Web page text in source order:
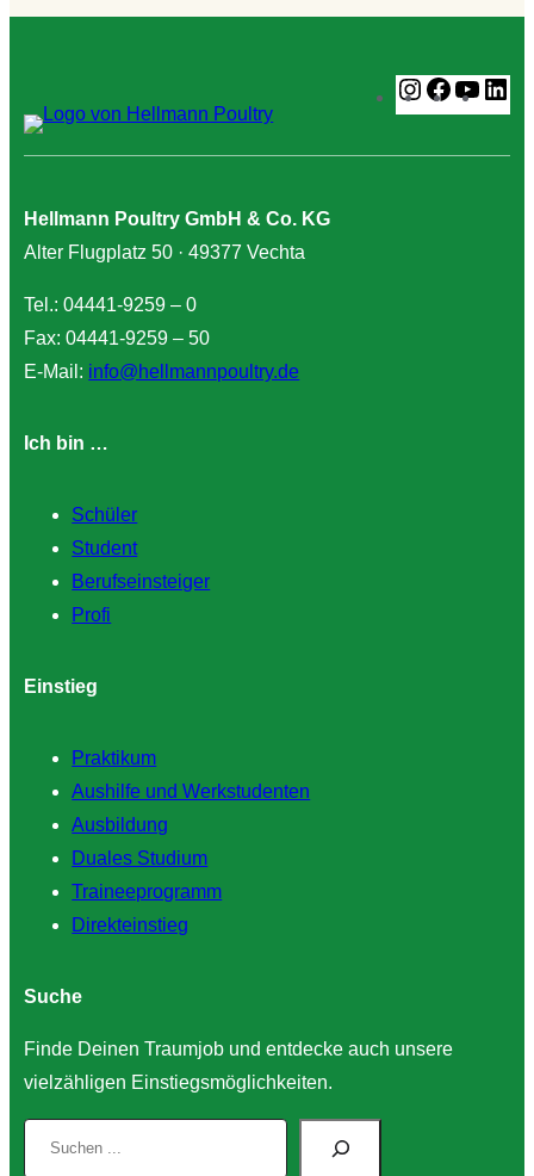
Instagram
Hellmann Poultry GmbH & Co. KG
Alter Flugplatz 50 · 49377 Vechta
Tel.: 04441-9259 – 0
Fax: 04441-9259 – 50
E-Mail: info@hellmannpoultry.de
Ich bin …
Schüler
Student
Berufseinsteiger
Profi
Einstieg
Praktikum
Aushilfe und Werkstudenten
Ausbildung
Duales Studium
Traineeprogramm
Direkteinstieg
Suche
Finde Deinen Traumjob und entdecke auch unsere
vielzähligen Einstiegsmöglichkeiten.